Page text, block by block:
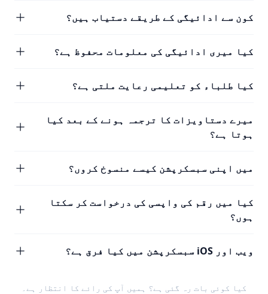
کون سے ادائیگی کے طریقے دستیاب ہیں؟
کیا میری ادائیگی کی معلومات محفوظ ہے؟
کیا طلباء کو تعلیمی رعایت ملتی ہے؟
میرے دستاویزات کا ترجمہ ہونے کے بعد کیا
ہوتا ہے؟
میں اپنی سبسکرپشن کیسے منسوخ کروں؟
کیا میں رقم کی واپسی کی درخواست کر سکتا
ہوں؟
ویب اور iOS سبسکرپشن میں کیا فرق ہے؟
کیا کوئی بات رہ گئی ہے؟ ہمیں آپ کی رائے کا انتظار ہے۔